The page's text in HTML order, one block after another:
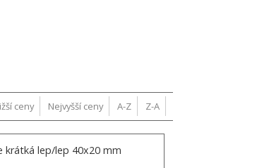
ceny Nejvyšší ceny A-Z Z-A
krátká lep/lep 40x20 mm